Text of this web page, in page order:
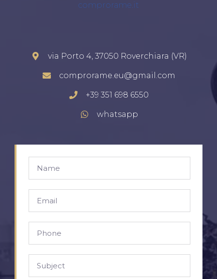
comprorame.it
via Porto 4, 37050 Roverchiara (VR)
comprorame.eu@gmail.com
+39 351 698 6550
whatsapp